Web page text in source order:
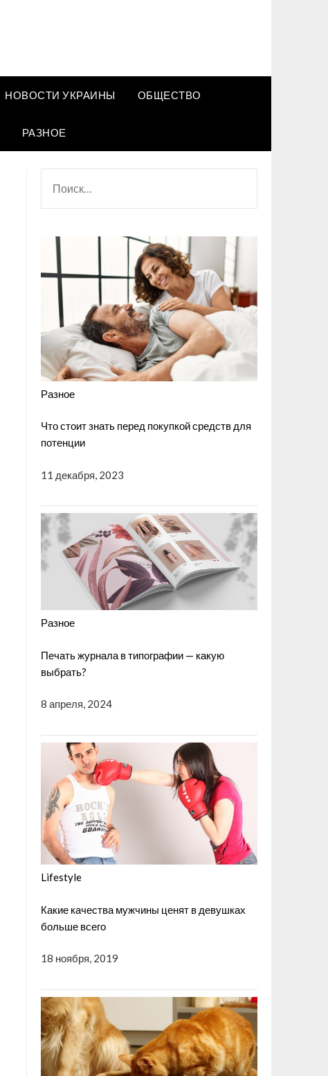
НОВОСТИ УКРАИНЫ ОБЩЕСТВО
РАЗНОЕ
Разное
Что стоит знать перед покупкой средств для
потенции
11 декабря, 2023
Разное
Печать журнала в типографии — какую
выбрать?
8 апреля, 2024
Lifestyle
Какие качества мужчины ценят в девушках
больше всего
18 ноября, 2019